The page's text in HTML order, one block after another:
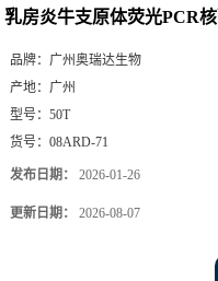
乳房炎牛支原体荧光PCR
品牌： 广州奥瑞达生物
产地： 广州
型号： 50T
货号： 08ARD-71
发布日期： 2026-01-26
更新日期： 2026-08-07